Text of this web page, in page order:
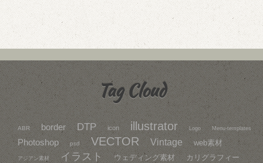
Tag Cloud
ABR border DTP icon illustrator Logo Menu-templates
Photoshop psd VECTOR Vintage web素材
アジアン素材 イラスト ウェディング素材 カリグラフィー